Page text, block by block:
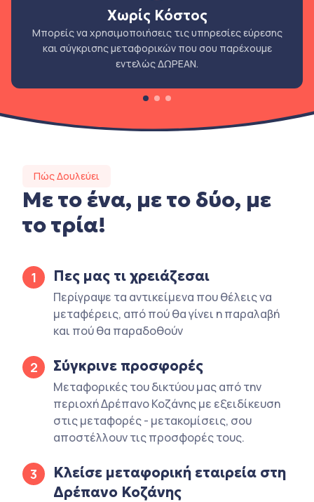
Χωρίς Κόστος
Μπορείς να χρησιμοποιήσεις τις υπηρεσίες εύρεσης
και σύγκρισης μεταφορικών που σου παρέχουμε
εντελώς ΔΩΡΕΑΝ.
Πώς Δουλεύει
Με το ένα, με το δύο, με
το τρία!
1 Πες μας τι χρειάζεσαι
Περίγραψε τα αντικείμενα που θέλεις να
μεταφέρεις, από πού θα γίνει η παραλαβή
και πού θα παραδοθούν
2 Σύγκρινε προσφορές
Μεταφορικές του δικτύου μας από την
περιοχή Δρέπανο Κοζάνης με εξειδίκευση
στις μεταφορές - μετακομίσεις, σου
αποστέλλουν τις προσφορές τους.
3
Κλείσε μεταφορική εταιρεία στη
Δρέπανο Κοζάνης